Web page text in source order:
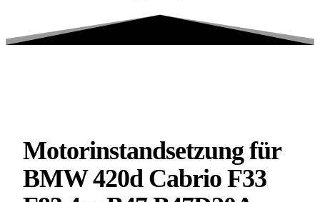
Motorinstandsetzung für
BMW 420d Cabrio F33